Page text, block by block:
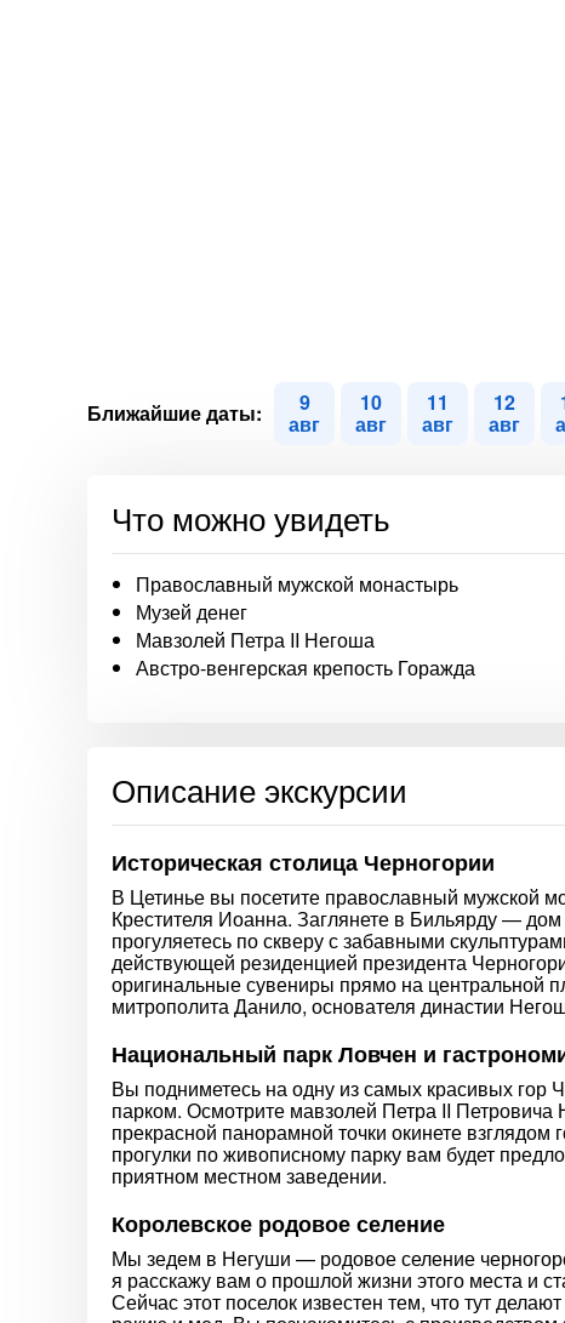
Ближайшие даты: 9
авг
10
авг
11
авг
12
авг
Что можно увидеть
Православный мужской монастырь
Музей денег
Мавзолей Петра II Негоша
Австро-венгерская крепость Горажда
Описание экскурсии
Историческая столица Черногории
В Цетинье вы посетите православный мужской
Крестителя Иоанна. Заглянете в Бильярду —
прогуляетесь по скверу с забавными
действующей резиденцией президента
оригинальные сувениры прямо на центральной
митрополита Данило, основателя династии
Национальный парк Ловчен и
Вы подниметесь на одну из самых красивых
парком. Осмотрите мавзолей Петра II
прекрасной панорамной точки окинете
прогулки по живописному парку вам будет
приятном местном заведении.
Королевское родовое селение
Мы зедем в Негуши — родовое селение
я расскажу вам о прошлой жизни этого места и
Сейчас этот поселок известен тем, что тут